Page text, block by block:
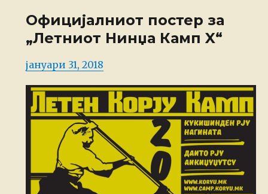
Официјалниот постер за
„Летниот Нинџа Камп X“
Posted
јануари 31, 2018